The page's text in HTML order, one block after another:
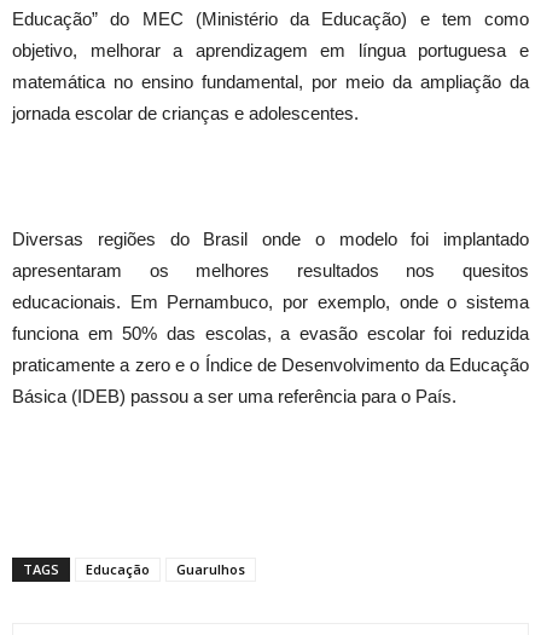
Educação” do MEC (Ministério da Educação) e tem como
objetivo, melhorar a aprendizagem em língua portuguesa e
matemática no ensino fundamental, por meio da ampliação da
jornada escolar de crianças e adolescentes.
Diversas regiões do Brasil onde o modelo foi implantado
apresentaram os melhores resultados nos quesitos
educacionais. Em Pernambuco, por exemplo, onde o sistema
funciona em 50% das escolas, a evasão escolar foi reduzida
praticamente a zero e o Índice de Desenvolvimento da Educação
Básica (IDEB) passou a ser uma referência para o País.
TAGS Educação Guarulhos